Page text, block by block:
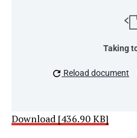
Taking
Reload document
Download [436.90 KB]